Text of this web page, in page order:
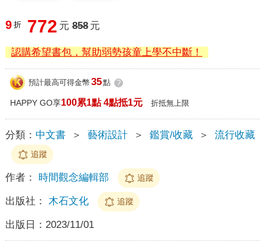
9 折 772 元 858 元
認購希望書包，幫助弱勢孩童上學不中斷！
預計最高可得金幣 35點 ?
HAPPY GO享100累1點 4點抵1元 折抵無上限
分類： 中文書 ＞ 藝術設計 ＞ 鑑賞/收藏 ＞ 流行收藏
追蹤
作者： 時間觀念編輯部 追蹤
出版社： 木石文化 追蹤
出版日： 2023/11/01